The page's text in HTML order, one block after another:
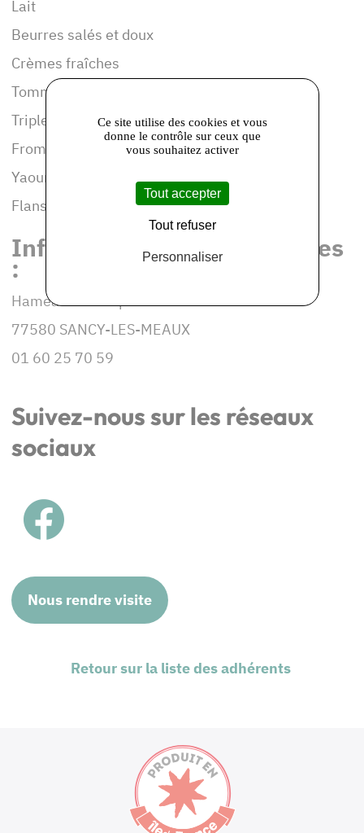
Lait
Beurres salés et doux
Crèmes fraîches
Tommes de Sancy
Triples crèmes de Mauperthuis
Fromages Blancs battus et faisselles
Yaourts natures, aux fruits,
Flans au chocolat
Informations et coordonnées
:
Hameau de Mauperthuis
77580 SANCY-LES-MEAUX
01 60 25 70 59
Suivez-nous sur les réseaux
sociaux
Nous rendre visite
Retour sur la liste des adhérents
Ce site utilise des cookies et vous
donne le contrôle sur ceux que
vous souhaitez activer
Tout accepter
Tout refuser
Personnaliser